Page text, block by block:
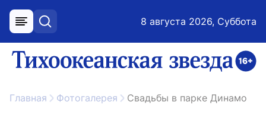
меню поиск 8 августа 2026, Суббота
ссылка на главную
Главная Фотогалерея Свадьбы в парке Динамо